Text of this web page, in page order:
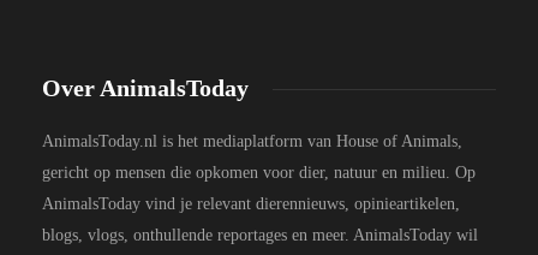
Over AnimalsToday
AnimalsToday.nl is het mediaplatform van House of Animals,
gericht op mensen die opkomen voor dier, natuur en milieu. Op
AnimalsToday vind je relevant dierennieuws, opinieartikelen,
blogs, vlogs, onthullende reportages en meer. AnimalsToday wil